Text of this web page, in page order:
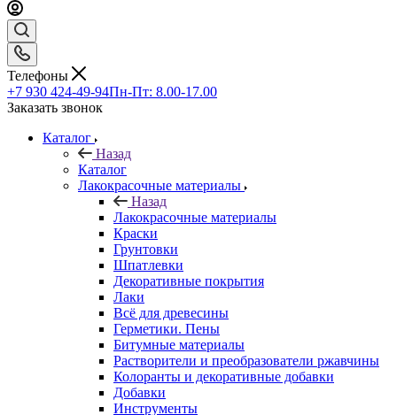
Телефоны
+7 930 424-49-94Пн-Пт: 8.00-17.00
Заказать звонок
Каталог
Назад
Каталог
Лакокрасочные материалы
Назад
Лакокрасочные материалы
Краски
Грунтовки
Шпатлевки
Декоративные покрытия
Лаки
Всё для древесины
Герметики. Пены
Битумные материалы
Растворители и преобразователи ржавчины
Колоранты и декоративные добавки
Добавки
Инструменты